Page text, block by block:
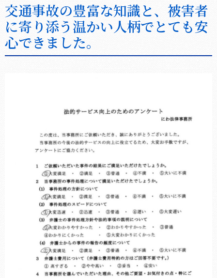
交通事故の豊富な知識と、被害者
に寄り添う温かい人柄でとても安
心できました。